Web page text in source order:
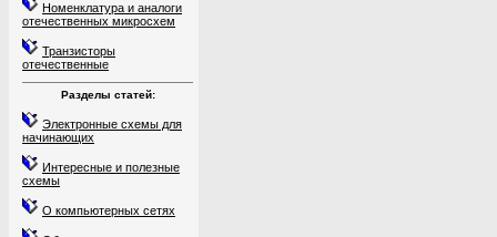
Номенклатура и аналоги
отечественных микросхем
Транзисторы
отечественные
Разделы статей:
Электронные схемы для
начинающих
Интересные и полезные
схемы
О компьютерных сетях